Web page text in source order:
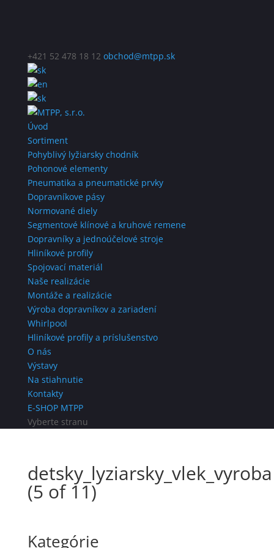
+421 52 478 18 12 obchod@mtpp.sk
Úvod
Sortiment
Pohyblivý lyžiarsky chodník
Pohonové elementy
Pneumatika a pneumatické prvky
Dopravníkove pásy
Normované diely
Segmentové klínové a kruhové remene
Dopravníky a jednoúčelové stroje
Hliníkové profily
Spojovací materiál
Naše realizácie
Montáže a realizácie
Výroba dopravníkov a zariadení
Whirlpool
Hliníkové profily a príslušenstvo
O nás
Výstavy
Na stiahnutie
Kontakty
E-SHOP MTPP
Vyberte stranu
detsky_lyziarsky_vlek_vyroba
(5 of 11)
Kategórie